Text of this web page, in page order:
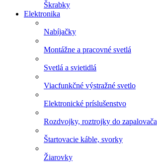
Škrabky
Elektronika
Nabíjačky
Montážne a pracovné svetlá
Svetlá a svietidlá
Viacfunkčné výstražné svetlo
Elektronické príslušenstvo
Rozdvojky, roztrojky do zapalovača
Štartovacie káble, svorky
Žiarovky